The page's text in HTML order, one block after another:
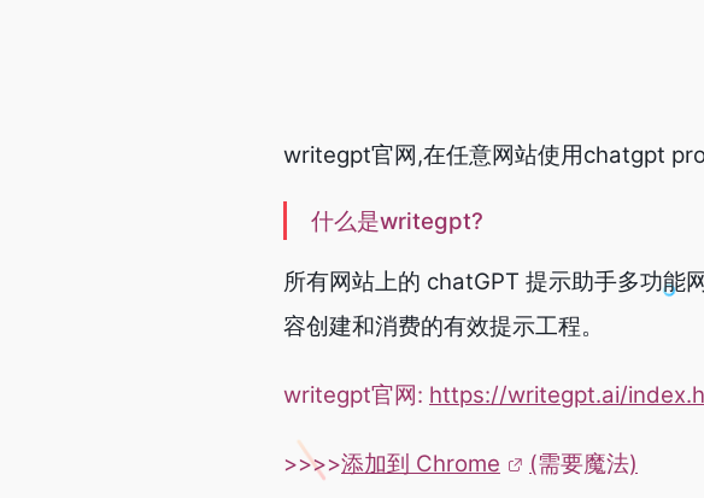
writegpt官网,在任意网站使用chatgpt
什么是writegpt?
所有网站上的 chatGPT 提示助手多功能
容创建和消费的有效提示工程。
writegpt官网: https://writegpt.ai/
>>>>添加到 Chrome (需要魔法)